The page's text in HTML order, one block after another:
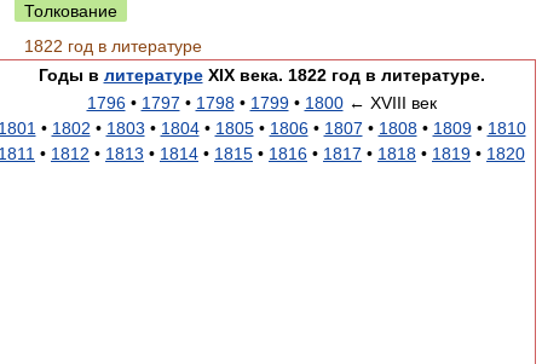
Толкование
1822 год в литературе
Годы в литературеXIX века. 1822 год в литературе.
1796• 1797 • 1798• 1799• 1800← XVIII век
• 1802 • 1803 • 1804• 1805• 1806• 1807 • 1808• 1809• 1810
• 1812 • 1813 • 1814 • 1815 • 1816 • 1817 • 1818 • 1819 • 1820